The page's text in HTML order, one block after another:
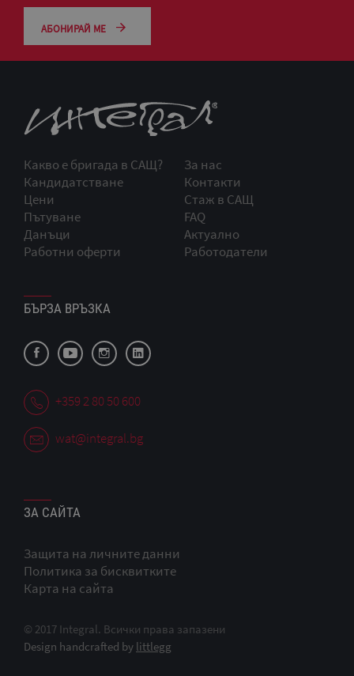
АБОНИРАЙ МЕ
Какво е бригада в САЩ?
Кандидатстване
Цени
Пътуване
Данъци
Работни оферти
За нас
Контакти
Стаж в САЩ
FAQ
Актуално
Работодатели
БЪРЗА ВРЪЗКА
+359 2 80 50 600
wat@integral.bg
ЗА САЙТА
Защита на личните данни
Политика за бисквитките
Карта на сайта
© 2017 Integral. Всички права запазени
Design handcrafted by littlegg